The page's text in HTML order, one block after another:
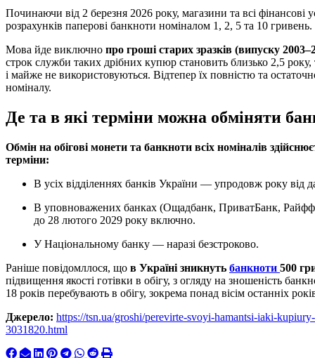
Починаючи від 2 березня 2026 року, магазини та всі
розрахунків паперові банкноти номіналом 1, 2, 5 та 10 гривень.
Мова йде виключно про гроші старих зразків (випуску
строк служби таких дрібних купюр становить близько 2,5
і майже не використовуються. Відтепер їх повністю та
номіналу.
Де та в які терміни можна обміняти
Обмін на обігові монети та банкноти всіх номіналів
терміни:
В усіх відділеннях банків України — упродовж року
В уповноважених банках (Ощадбанк, ПриватБанк, Райффайзен Банк, ПУМБ) — упродовж трьох років,
до 28 лютого 2029 року включно.
У Національному банку — наразі безстроково.
Раніше повідомллося, що в Україні зникнуть банкноти 500
підвищення якості готівки в обігу, з огляду на зношеність
18 років перебувають в обігу, зокрема понад вісім останніх
Джерело: https://tsn.ua/groshi/perevirte-svoyi-hamantsi-iaki-
3031820.html